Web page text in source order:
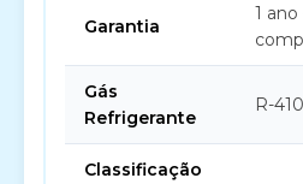
Garantia
1
Gás
Refrigerante
R-410
Classificação